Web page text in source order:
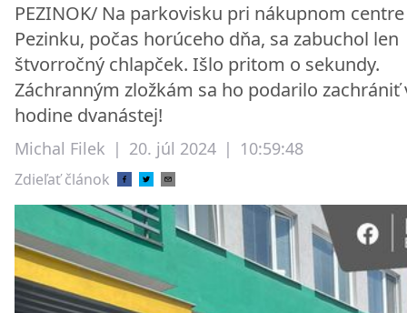
PEZINOK/ Na parkovisku pri nákupnom
Pezinku, počas horúceho dňa, sa zabuchol len
štvorročný chlapček. Išlo pritom o sekundy.
Záchranným zložkám sa ho podarilo zachrániť
hodine dvanástej!
Michal Filek | 20. júl 2024 | 10:59:48
Zdieľať článok